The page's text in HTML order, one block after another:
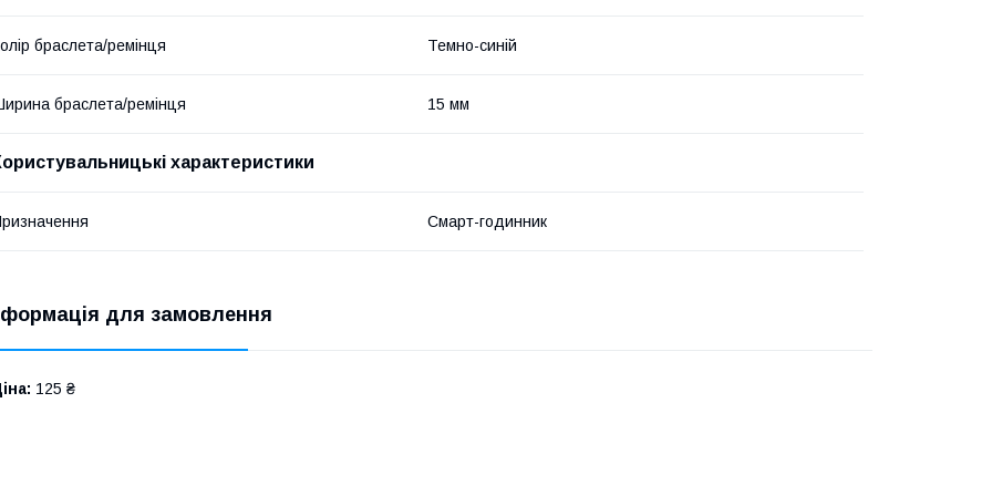
браслета/ремінця Темно-синій
браслета/ремінця 15 мм
характеристики
Смарт-годинник
для замовлення
125 ₴